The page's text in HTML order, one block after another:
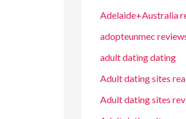
Adelaide+Australia
adopteunmec
adult dating dating
Adult dating sites
Adult dating sites